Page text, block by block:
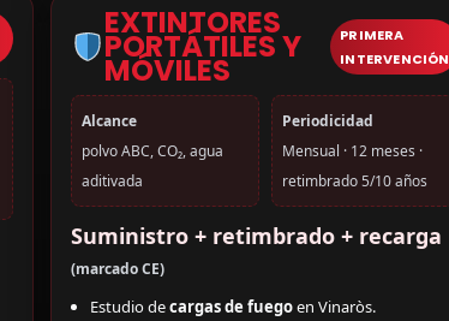
EXTINTORES
PORTÁTILES Y
MÓVILES
PRIMERA
INTERVENCIÓN
Alcance
polvo ABC, CO₂, agua
aditivada
Periodicidad
Mensual · 12 meses ·
retimbrado 5/10 años
Suministro + retimbrado + recarga
(marcado CE)
Estudio decargas de fuegoen Vinaròs.